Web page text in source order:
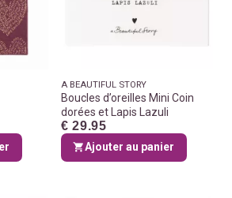
A BEAUTIFUL STORY
Boucles d’oreilles Mini Coin
dorées et Lapis Lazuli
€ 29.95
Ajouter au panier